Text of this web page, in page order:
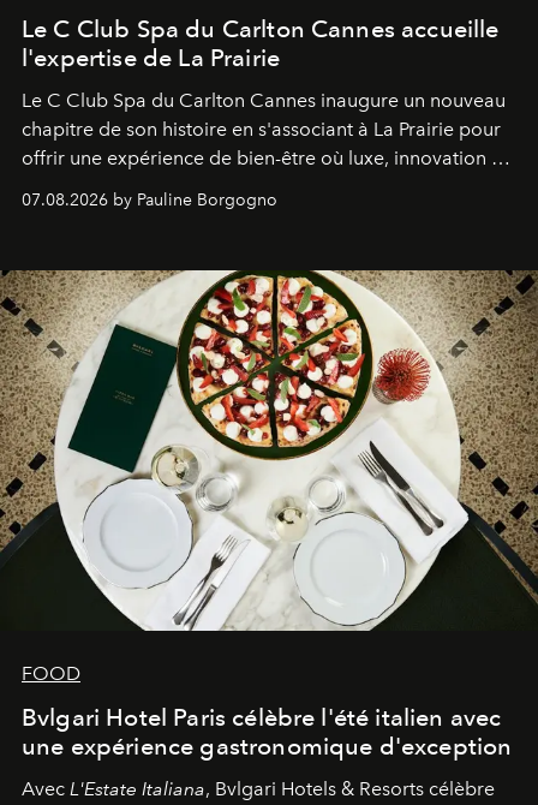
Le C Club Spa du Carlton Cannes accueille
l'expertise de La Prairie
Le C Club Spa du Carlton Cannes inaugure un nouveau
chapitre de son histoire en s'associant à La Prairie pour
offrir une expérience de bien-être où luxe, innovation et
expertise se rencontrent.
07.08.2026 by Pauline Borgogno
FOOD
Bvlgari Hotel Paris célèbre l'été italien avec
une expérience gastronomique d'exception
Avec L'Estate Italiana, Bvlgari Hotels & Resorts célèbre